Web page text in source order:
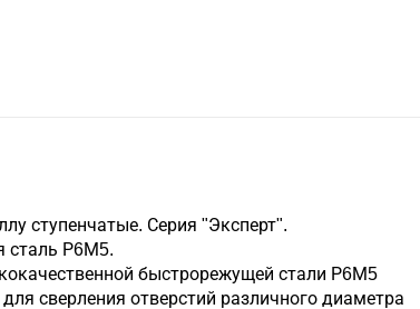
ступенчатые. Серия "Эксперт".
сталь Р6М5.
быстрорежущей стали Р6М5
сверления отверстий различного диаметра